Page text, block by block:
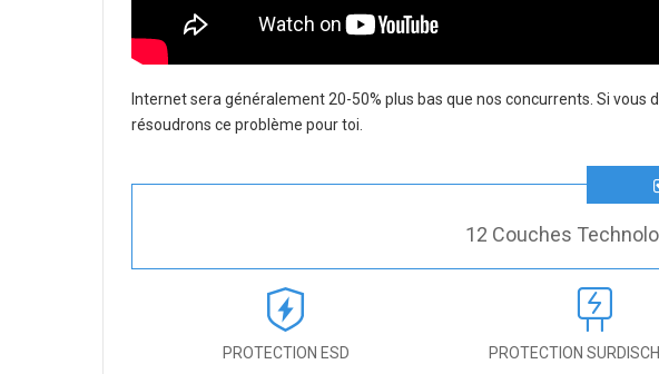
Internet sera généralement 20-50% plus bas que nos concurrents. Si
résoudrons ce problème pour toi.
12 Couches
PROTECTION ESD PROTECTION